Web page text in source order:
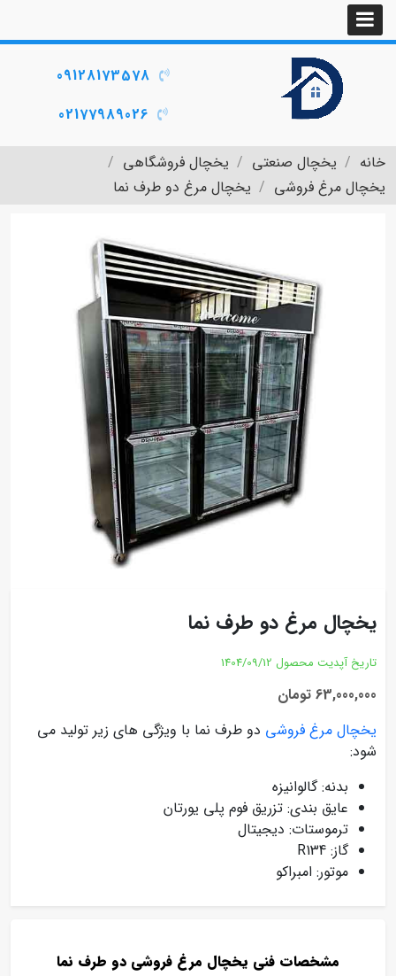
09128173578
02177989026
خانه یخچال صنعتی
یخچال فروشگاهی
یخچال مرغ فروشی
یخچال مرغ دو طرف نما
یخچال مرغ دو طرف نما
تاریخ آپدیت محصول 1404/09/12
63,000,000 تومان
یخچال مرغ فروشی دو طرف نما با ویژگی های زیر تولید می
شود:
بدنه: گالوانیزه
عایق بندی: تزریق فوم پلی یورتان
ترموستات: دیجیتال
گاز: R134
موتور: امبراکو
مشخصات فنی یخچال مرغ فروشی دو طرف نما